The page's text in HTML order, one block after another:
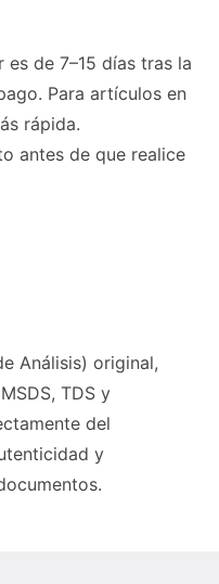
de 7–15 días tras la
Para artículos en
rápida.
antes de que realice
Análisis) original,
TDS y
del
y